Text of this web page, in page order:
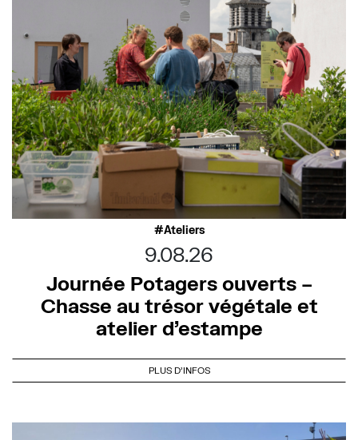
Ateliers
9.08.26
Journée Potagers ouverts –
Chasse au trésor végétale et
atelier d’estampe
PLUS D'INFOS